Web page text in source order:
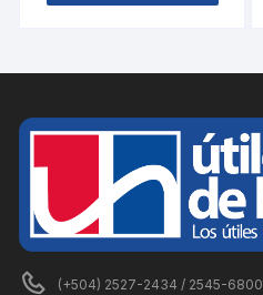
(+504) 2527-2434 / 2545-6800